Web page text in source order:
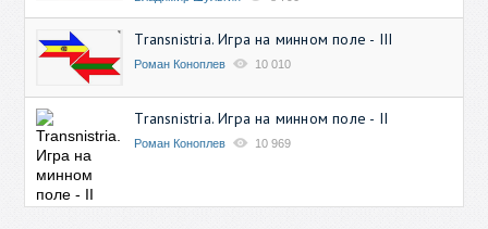
Transnistria. Игра на минном поле - III
Роман Коноплев 10 010
Transnistria. Игра на минном поле - II
Роман Коноплев 10 969